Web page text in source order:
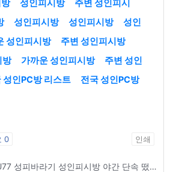
성인피시방
주변 성인피시
성인피시방 성인피시방
성인
성인피시방
주변 성인피시방
방
가까운 성인피시방
주변 성인
성인PC방 리스트
전국 성인PC방
0 인쇄
텔레그램ID:KPU77 성피바라기 성인피시방 야간 단속 떴을 때 즉각 대처 매뉴얼 - 성동구